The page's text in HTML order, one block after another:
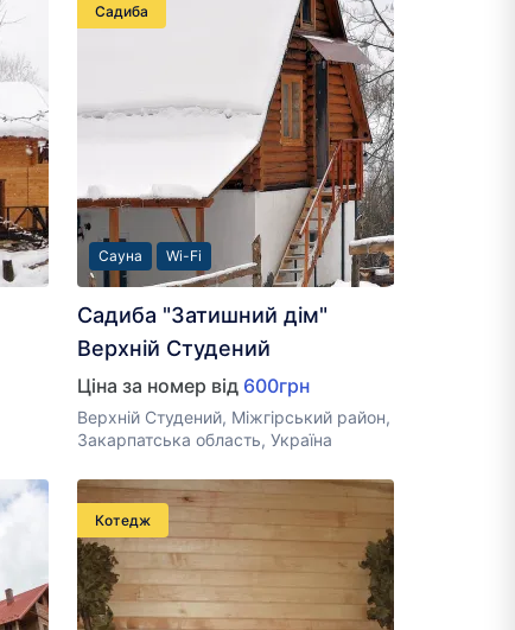
Садиба
Сауна Wi-Fi
Садиба "Затишний дім"
Верхній Студений
Ціна за номер від 600грн
Верхній Студений, Міжгірський район,
Закарпатська область, Україна
Котедж